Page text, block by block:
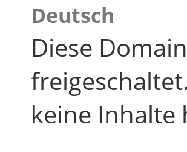
Deutsch
Diese
keine Inhalte